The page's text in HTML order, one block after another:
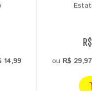
14,99
ou R$ 29,97